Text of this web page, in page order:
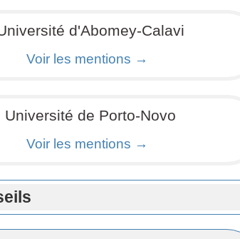
d'Abomey-Calavi
Voir les mentions →
Université de Porto-Novo
Voir les mentions →